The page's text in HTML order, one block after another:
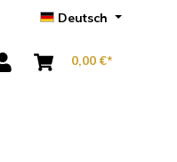
Deutsch
0,00 €*